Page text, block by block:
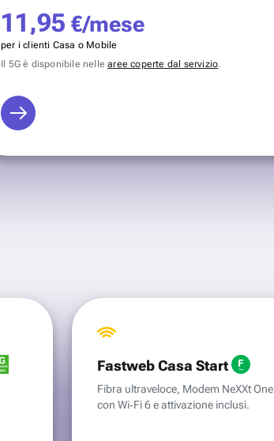
11,95 €/mese
per i clienti Casa o Mobile
Il 5G è disponibile nellearee coperte dal servizio.
Fastweb Casa Start
Fibra ultraveloce, Modem NeXXt One
con Wi‑Fi 6 e attivazione inclusi.